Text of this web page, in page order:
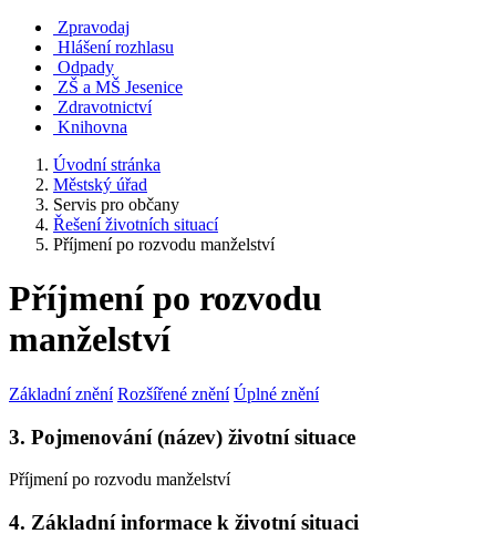
Zpravodaj
Hlášení rozhlasu
Odpady
ZŠ a MŠ Jesenice
Zdravotnictví
Knihovna
Úvodní stránka
Městský úřad
Servis pro občany
Řešení životních situací
Příjmení po rozvodu manželství
Příjmení po rozvodu
manželství
Základní znění Rozšířené znění Úplné znění
3. Pojmenování (název) životní situace
Příjmení po rozvodu manželství
4. Základní informace k životní situaci